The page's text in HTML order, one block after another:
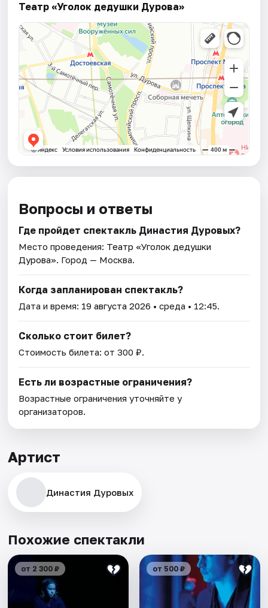
Театр «Уголок дедушки Дурова»
Вопросы и ответы
Где пройдет спектакль Династия Дуровых?
Место проведения: Театр «Уголок дедушки
Дурова». Город — Москва.
Когда запланирован спектакль?
Дата и время: 19 августа 2026 • среда • 12:45.
Сколько стоит билет?
Стоимость билета: от 300 ₽.
Есть ли возрастные ограничения?
Возрастные ограничения уточняйте у
организаторов.
Артист
Династия Дуровых
Похожие спектакли
от 2 300 ₽ от 500 ₽